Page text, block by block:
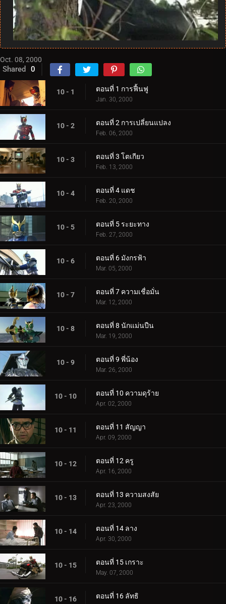
Oct. 08, 2000
Shared 0
10 - 1 ตอนที่ 1 การฟื้นฟู
Jan. 30, 2000
10 - 2 ตอนที่ 2 การเปลี่ยนแปลง
Feb. 06, 2000
10 - 3 ตอนที่ 3 โตเกียว
Feb. 13, 2000
10 - 4 ตอนที่ 4 แดช
Feb. 20, 2000
10 - 5 ตอนที่ 5 ระยะทาง
Feb. 27, 2000
10 - 6 ตอนที่ 6 มังกรฟ้า
Mar. 05, 2000
10 - 7 ตอนที่ 7 ความเชื่อมั่น
Mar. 12, 2000
10 - 8 ตอนที่ 8 นักแม่นปืน
Mar. 19, 2000
10 - 9 ตอนที่ 9 พี่น้อง
Mar. 26, 2000
10 - 10 ตอนที่ 10 ความดุร้าย
Apr. 02, 2000
10 - 11 ตอนที่ 11 สัญญา
Apr. 09, 2000
10 - 12 ตอนที่ 12 ครู
Apr. 16, 2000
10 - 13 ตอนที่ 13 ความสงสัย
Apr. 23, 2000
10 - 14 ตอนที่ 14 ลาง
Apr. 30, 2000
10 - 15 ตอนที่ 15 เกราะ
May. 07, 2000
10 - 16 ตอนที่ 16 ลัทธิ